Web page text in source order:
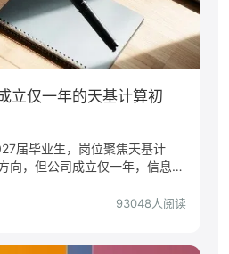
立仅一年的天基计算初
届毕业生，岗位聚焦天基计
向，但公司成立仅一年，信息严
93048人阅读